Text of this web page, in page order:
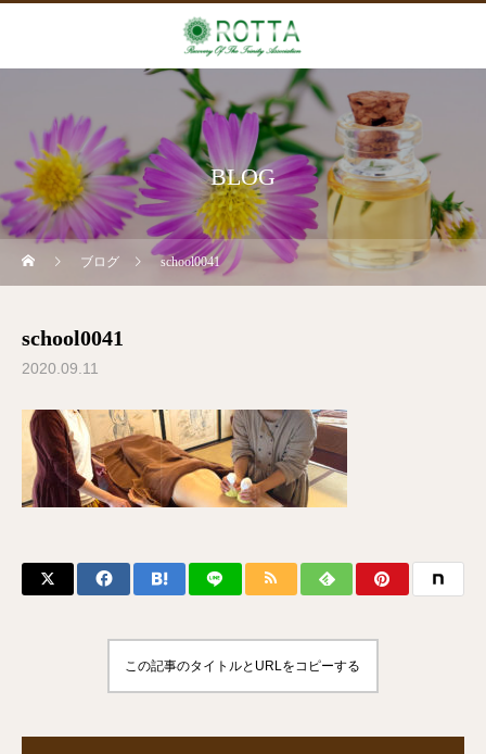
BLOG
ブログ school0041
school0041
2020.09.11
この記事のタイトルとURLをコピーする